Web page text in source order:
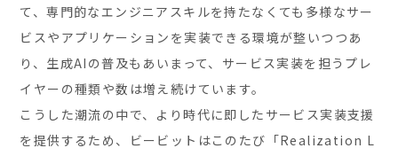
て、専門的なエンジニアスキルを持たなくても多様なサー
ビスやアプリケーションを実装できる環境が整いつつあ
り、生成AIの普及もあいまって、サービス実装を担うプレ
イヤーの種類や数は増え続けています。
こうした潮流の中で、より時代に即したサービス実装支援
を提供するため、ビービットはこのたび「Realization L